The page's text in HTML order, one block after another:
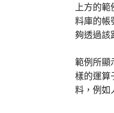
上方的範
料庫的帳
夠透過該
範例所顯
樣的運算
料，例如